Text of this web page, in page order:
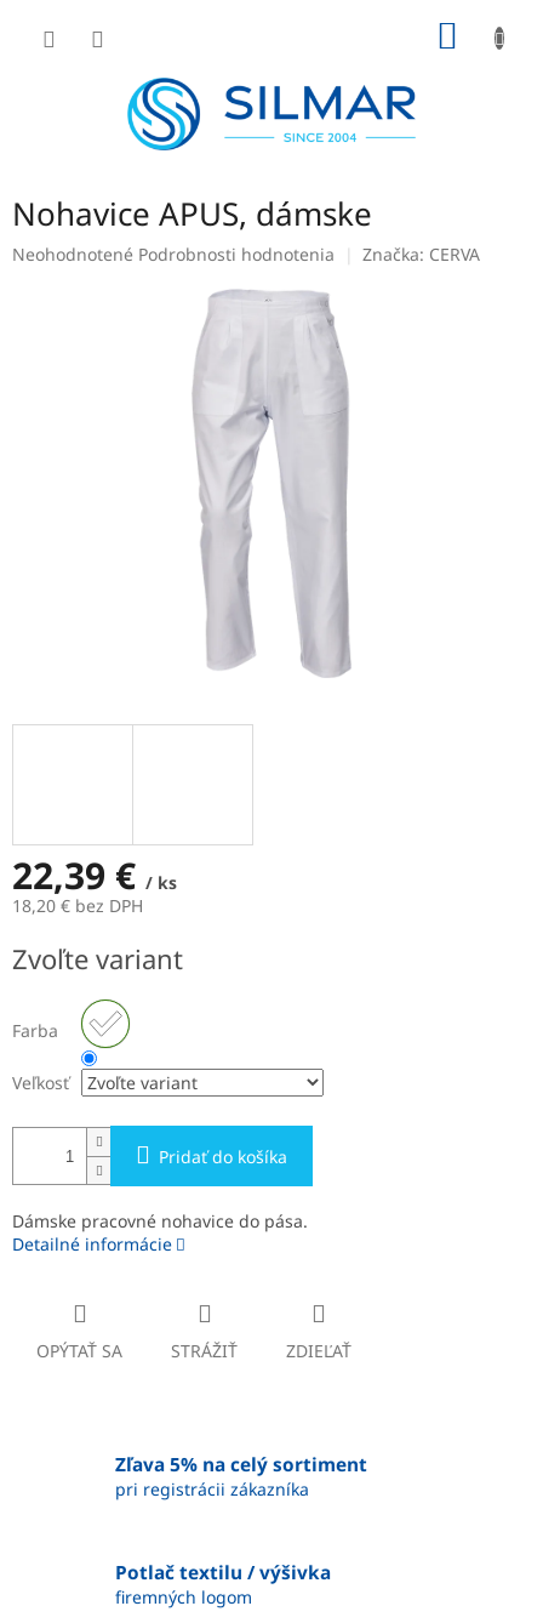
Nohavice APUS, dámske
Priemerné
Neohodnotené Podrobnosti hodnotenia Značka: CERVA
22,39 € / ks
18,20 € bez DPH
cena:
Zvoľte variant
Farba
Veľkosť
Pridať do košíka
Dámske pracovné nohavice do pása.
Detailné informácie
OPÝTAŤ SA STRÁŽIŤ ZDIEĽAŤ
Zľava 5% na celý sortiment
pri registrácii zákazníka
Potlač textilu / výšivka
firemných logom